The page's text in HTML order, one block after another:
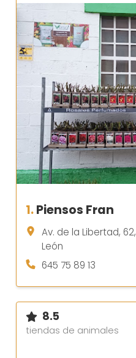
1.Piensos Fran
Av. de la Libertad,
León
645 75 89 13
8.5
tiendas de animales